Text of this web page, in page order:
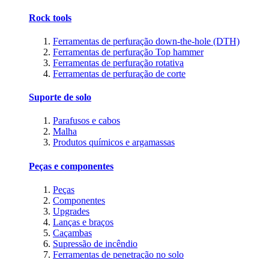
Rock tools
Ferramentas de perfuração down-the-hole (DTH)
Ferramentas de perfuração Top hammer
Ferramentas de perfuração rotativa
Ferramentas de perfuração de corte
Suporte de solo
Parafusos e cabos
Malha
Produtos químicos e argamassas
Peças e componentes
Peças
Componentes
Upgrades
Lanças e braços
Caçambas
Supressão de incêndio
Ferramentas de penetração no solo